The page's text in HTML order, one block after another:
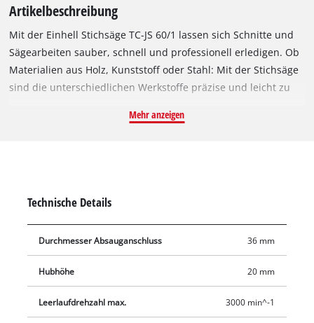
Artikelbeschreibung
Mit der Einhell Stichsäge TC-JS 60/1 lassen sich Schnitte und
Sägearbeiten sauber, schnell und professionell erledigen. Ob
Materialien aus Holz, Kunststoff oder Stahl: Mit der Stichsäge
sind die unterschiedlichen Werkstoffe präzise und leicht zu
über eine kraftvolle Ausstattung für Arbeiten in Heim,
handlich zum einfachen Sägen. Dank einer ausbalancierten
Konstruktion bleibt sie im Betrieb vibrationsam. Der Softgrip
ermöglicht zudem einen komfortablen und ermüdungsfreien
überdies für Gehrungsschnitte bis 45 Grad schwenkbar. Ein
sauberes Arbeitsumfeld ermöglicht der Adapter zur
Mehr anzeigen
Technische Details
Durchmesser Absauganschluss 36 mm
Hubhöhe 20 mm
Leerlaufdrehzahl max. 3000 min^-1